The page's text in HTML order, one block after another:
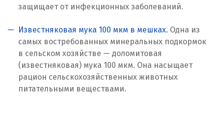
Красноуфимск
Красноярск
Крым
Курск
защищает от инфекционных заболеваний.
Известняковая мука 100 мкм в мешках. Одна из
самых востребованных минеральных подкормок
в сельском хозяйстве — доломитовая
(известняковая) мука 100 мкм. Она насыщает
рацион сельскохозяйственных животных
питательными веществами.